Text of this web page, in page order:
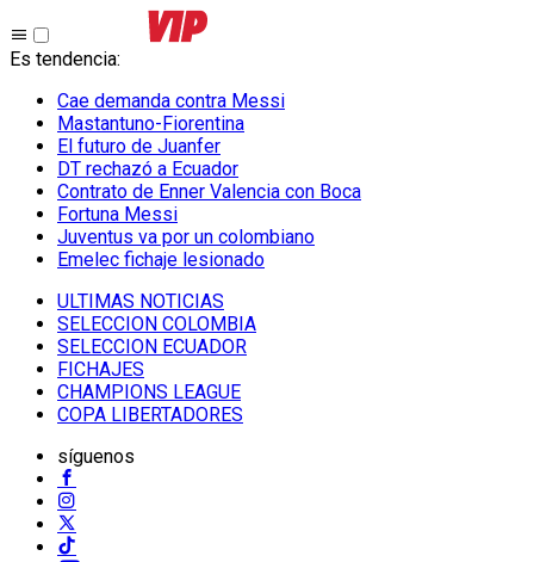
Es tendencia:
Cae demanda contra Messi
Mastantuno-Fiorentina
El futuro de Juanfer
DT rechazó a Ecuador
Contrato de Enner Valencia con Boca
Fortuna Messi
Juventus va por un colombiano
Emelec fichaje lesionado
ULTIMAS NOTICIAS
SELECCION COLOMBIA
SELECCION ECUADOR
FICHAJES
CHAMPIONS LEAGUE
COPA LIBERTADORES
síguenos